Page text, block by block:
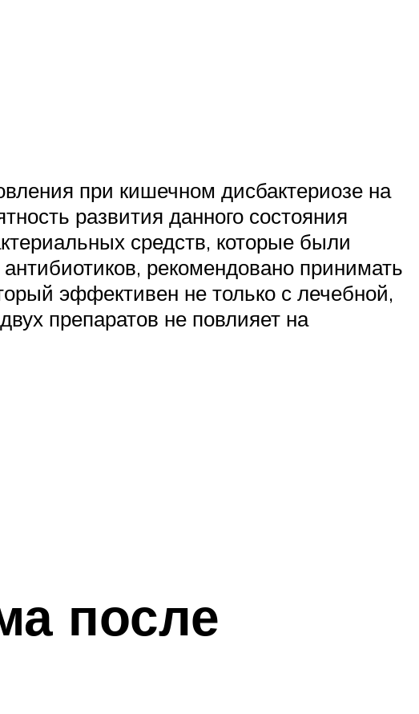
при кишечном дисбактериозе на
развития данного состояния
средств, которые были
рекомендовано принимать
эффективен не только с лечебной,
препаратов не повлияет на
после